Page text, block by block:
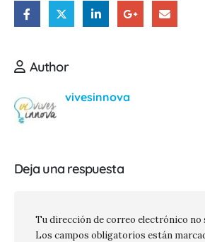
Author
vivesinnova
Deja una respuesta
Tu dirección de correo electrónico no
Los campos obligatorios están